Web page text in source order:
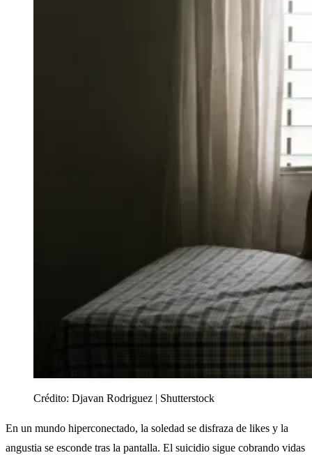
Crédito: Djavan Rodriguez | Shutterstock
En un mundo hiperconectado, la soledad se disfraza de likes y la
angustia se esconde tras la pantalla. El suicidio sigue cobrando vidas